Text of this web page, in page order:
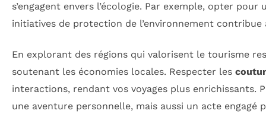
s’engagent envers l’écologie. Par exemple, opter
initiatives de protection de l’environnement
En explorant des régions qui valorisent le tourisme
soutenant les économies locales. Respecter les
interactions, rendant vos voyages plus enrichissants.
une aventure personnelle, mais aussi un acte engagé